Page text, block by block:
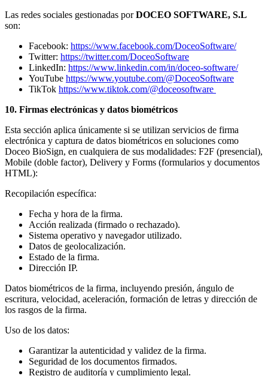
Las redes sociales gestionadas porDOCEO SOFTWARE, S.L
son:
Facebook: https://www.facebook.com/DoceoSoftware/
Twitter: https://twitter.com/DoceoSoftware
LinkedIn: https://www.linkedin.com/in/doceo-software/
YouTube https://www.youtube.com/@DoceoSoftware
TikTok https://www.tiktok.com/@doceosoftware
10. Firmas electrónicas y datos biométricos
Esta sección aplica únicamente si se utilizan servicios de firma
electrónica y captura de datos biométricos en soluciones como
Doceo BioSign, en cualquiera de sus modalidades: F2F (presencial),
Mobile (doble factor), Delivery y Forms (formularios y documentos
HTML):
Recopilación específica:
Fecha y hora de la firma.
Acción realizada (firmado o rechazado).
Sistema operativo y navegador utilizado.
Datos de geolocalización.
Estado de la firma.
Dirección IP.
Datos biométricos de la firma, incluyendo presión, ángulo de
escritura, velocidad, aceleración, formación de letras y dirección de
los rasgos de la firma.
Uso de los datos:
Garantizar la autenticidad y validez de la firma.
Seguridad de los documentos firmados.
Registro de auditoría y cumplimiento legal.